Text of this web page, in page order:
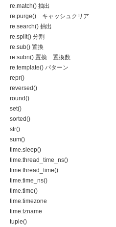
re.match() 抽出
re.purge() キャッシュクリア
re.search() 抽出
re.split() 分割
re.sub() 置換
re.subn() 置換 置換数
re.template() パターン
repr()
reversed()
round()
set()
sorted()
str()
sum()
time.sleep()
time.thread_time_ns()
time.thread_time()
time.time_ns()
time.time()
time.timezone
time.tzname
tuple()